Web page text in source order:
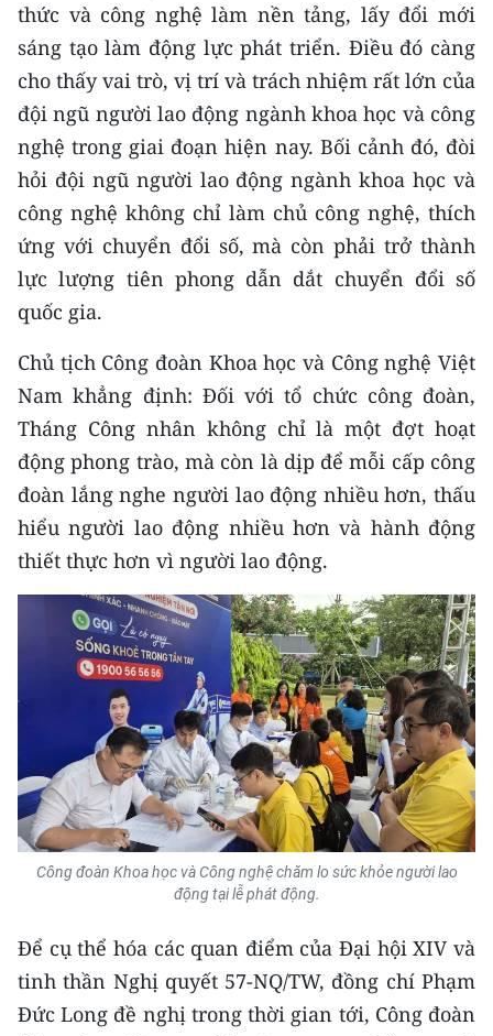
TIN ĐỊA PHƯƠNG
Trung du và miền núi phía Bắc
Đồng bằng sông Hồng
Bắc Trung Bộ
Duyên hải Nam Trung Bộ và Tây
Nguyên
Đông Nam Bộ
Chuyên trang Hà Nội
Chuyên trang TP. Hồ Chí Minh
CHUYÊN ĐỀ
CÁC CHUYÊN TRANG
VỀ BÁO NHÂN DÂN
THỜI NAY
NHÂN DÂN CUỐI TUẦN
NHÂN DÂN HẰNG THÁNG
MUA BÁO
ĐỌC BÁO IN
ENGLISH
中文
thức và công nghệ làm nền tảng, lấy đổi mới
sáng tạo làm động lực phát triển. Điều đó càng
cho thấy vai trò, vị trí và trách nhiệm rất lớn của
đội ngũ người lao động ngành khoa học và công
nghệ trong giai đoạn hiện nay. Bối cảnh đó, đòi
hỏi đội ngũ người lao động ngành khoa học và
công nghệ không chỉ làm chủ công nghệ, thích
ứng với chuyển đổi số, mà còn phải trở thành
lực lượng tiên phong dẫn dắt chuyển đổi số
quốc gia.
Chủ tịch Công đoàn Khoa học và Công nghệ Việt
Nam khẳng định: Đối với tổ chức công đoàn,
Tháng Công nhân không chỉ là một đợt hoạt
động phong trào, mà còn là dịp để mỗi cấp công
đoàn lắng nghe người lao động nhiều hơn, thấu
hiểu người lao động nhiều hơn và hành động
thiết thực hơn vì người lao động.
Công đoàn Khoa học và Công nghệ chăm lo sức khỏe người lao
động tại lễ phát động.
Để cụ thể hóa các quan điểm của Đại hội XIV và
tinh thần Nghị quyết 57-NQ/TW, đồng chí Phạm
Đức Long đề nghị trong thời gian tới, Công đoàn